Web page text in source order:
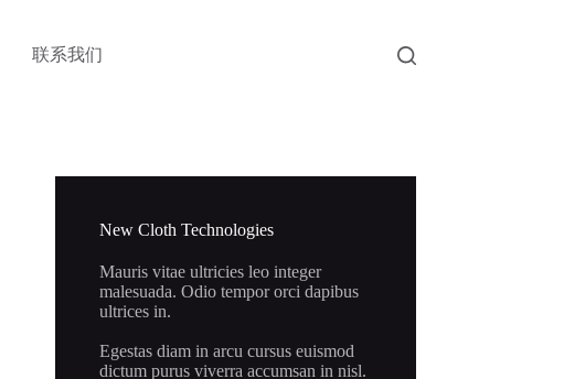
联系我们
New Cloth Technologies
Mauris vitae ultricies leo integer
malesuada. Odio tempor orci dapibus
ultrices in.
Egestas diam in arcu cursus euismod
dictum purus viverra accumsan in nisl.